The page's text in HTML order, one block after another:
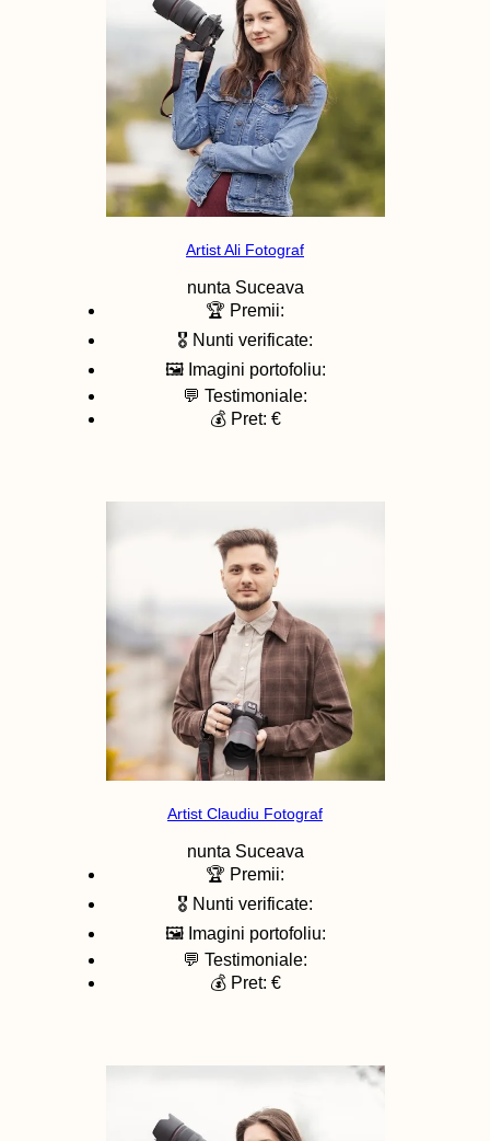
Artist Ali Fotograf
nunta Suceava
🏆 Premii:
🎖️ Nunti verificate:
🖼️ Imagini portofoliu:
💬 Testimoniale:
💰 Pret: €
Artist Claudiu Fotograf
nunta Suceava
🏆 Premii:
🎖️ Nunti verificate:
🖼️ Imagini portofoliu:
💬 Testimoniale:
💰 Pret: €